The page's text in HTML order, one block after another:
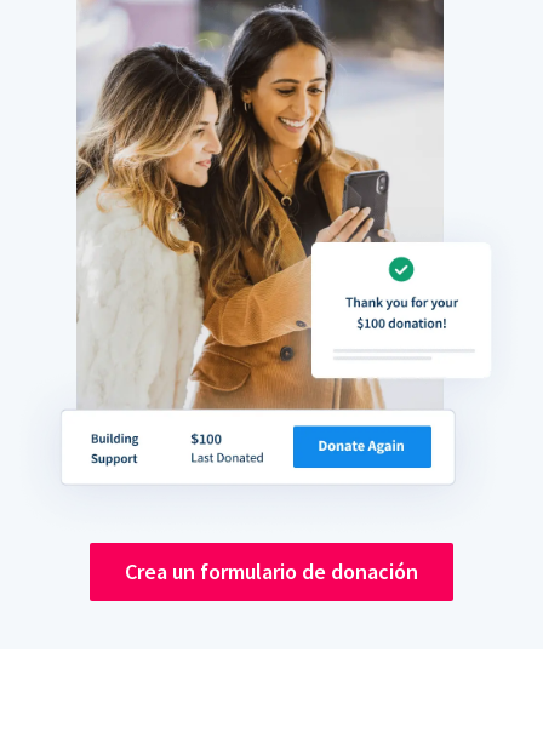
Crea un formulario de donación